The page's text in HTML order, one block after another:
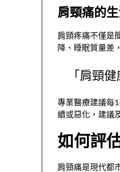
肩頸痛的
肩頸疼痛不僅是
降、睡眠質量差
「肩頸
專業醫療建議每
續或惡化，建議
如何評
肩頸痛是現代都